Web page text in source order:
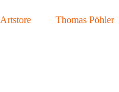
Artstore Thomas Pöhler